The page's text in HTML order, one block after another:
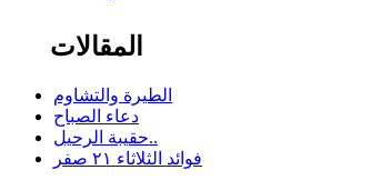
المقالات
الطيرة والتشاوم
دعاء الصباح
حقيبة الرحيل..
فوائد الثلاثاء ٢١ صفر